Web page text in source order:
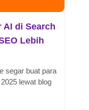
di Search
Lebih
segar buat para
lewat blog